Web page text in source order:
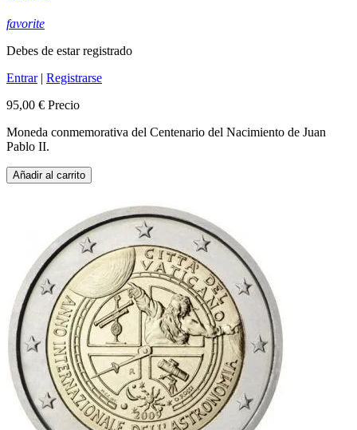
favorite
Debes de estar registrado
Entrar| Registrarse
95,00 € Precio
Moneda conmemorativa del Centenario del Nacimiento de Juan
Pablo II.
Añadir al carrito